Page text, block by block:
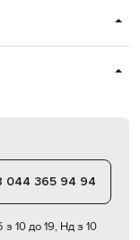
044 365 94 94
10 до 19, Нд з 10